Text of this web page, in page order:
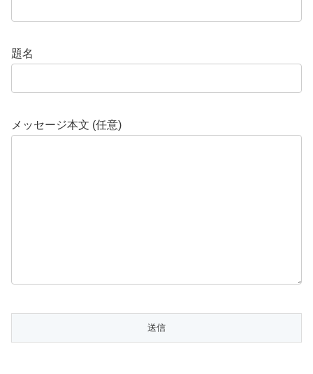
題名
メッセージ本文 (任意)